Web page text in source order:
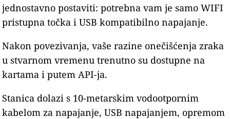
jednostavno postaviti: potrebna vam je samo WIFI
pristupna točka i USB kompatibilno napajanje.
Nakon povezivanja, vaše razine onečišćenja zraka
u stvarnom vremenu trenutno su dostupne na
kartama i putem API-ja.
Stanica dolazi s 10-metarskim vodootpornim
kabelom za napajanje, USB napajanjem, opremom